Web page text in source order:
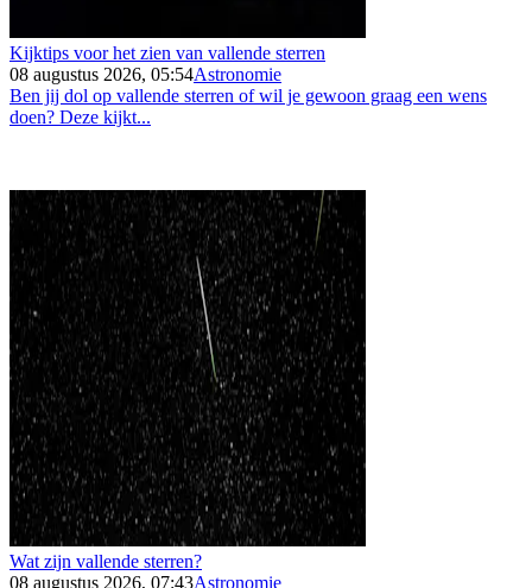
Kijktips voor het zien van vallende sterren
08 augustus 2026, 05:54Astronomie
Ben jij dol op vallende sterren of wil je gewoon graag een wens
doen? Deze kijkt...
Wat zijn vallende sterren?
08 augustus 2026, 07:43Astronomie